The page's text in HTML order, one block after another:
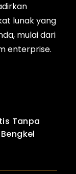
lunak yang
mulai dari
enterprise.
Tanpa